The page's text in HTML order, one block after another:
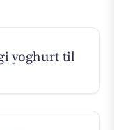
yoghurt til